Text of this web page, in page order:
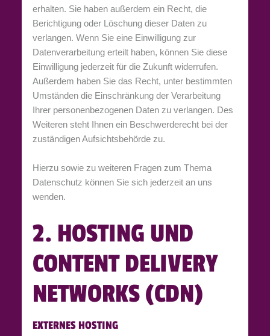
erhalten. Sie haben außerdem ein Recht, die
Berichtigung oder Löschung dieser Daten zu
verlangen. Wenn Sie eine Einwilligung zur
Datenverarbeitung erteilt haben, können Sie diese
Einwilligung jederzeit für die Zukunft widerrufen.
Außerdem haben Sie das Recht, unter bestimmten
Umständen die Einschränkung der Verarbeitung
Ihrer personenbezogenen Daten zu verlangen. Des
Weiteren steht Ihnen ein Beschwerderecht bei der
zuständigen Aufsichtsbehörde zu.
Hierzu sowie zu weiteren Fragen zum Thema
Datenschutz können Sie sich jederzeit an uns
wenden.
2. HOSTING UND
CONTENT DELIVERY
NETWORKS (CDN)
EXTERNES HOSTING